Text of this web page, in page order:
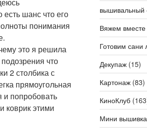
шанс что его
понимания
это я решила
что
2 столбика с
прямоугольная
и попробовать
коврик этими
вышивальный
Вяжем вместе
Готовим сани
Декупаж(15)
Картонаж(83)
КиноКлуб
Мини вышивка